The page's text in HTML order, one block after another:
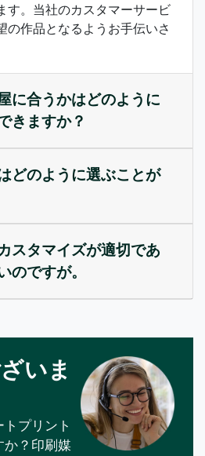
す。当社のカスタマーサービ
の作品となるようお手伝いさ
に合うかはどのように
きますか？
どのように選ぶことが
スタマイズが適切であ
のですが。
いま
プリント
か？印刷媒